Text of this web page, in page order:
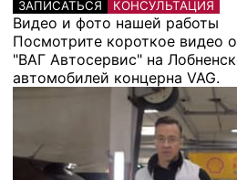
ЗАПИСАТЬСЯ КОНСУЛЬТАЦИЯ
Видео и фото нашей работы
Посмотрите короткое видео
"ВАГ Автосервис" на
автомобилей концерна VAG.